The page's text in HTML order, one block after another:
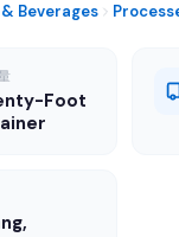
flour 采购需求以
求购 Flour
。这项活跃的采
问题
Beverages
Foot